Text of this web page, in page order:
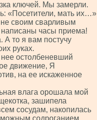
ключей. Мы замерли.
«Посетители, мать их…»
не своим сварливым
написаны часы приема!
А то я вам постучу
руках.
остолбеневший
движение, Я
на ее искаженное
влага орошала мой
зашипела
сосудам, накопилась
содроганием